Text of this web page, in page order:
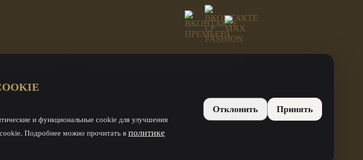
и функциональные cookie для улучшения
Подробнее можно прочитать в политике
Отклонить Принять